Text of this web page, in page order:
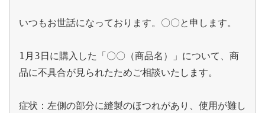
いつもお世話になっております。〇〇と申します。
1月3日に購入した「〇〇（商品名）」について、商
品に不具合が見られたためご相談いたします。
症状：左側の部分に縫製のほつれがあり、使用が難し